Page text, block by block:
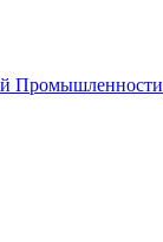
Промышленности